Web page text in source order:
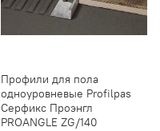
Профили для пола
одноуровневые Profilpas
Серфикс Проэнгл
PROANGLE ZG/140